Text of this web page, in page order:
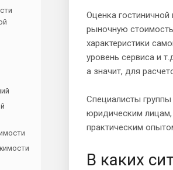
Оценка
рыночную
характеристики
уровень сервиса и
а значит, для
Специалисты
юридическим
практическим
В каких